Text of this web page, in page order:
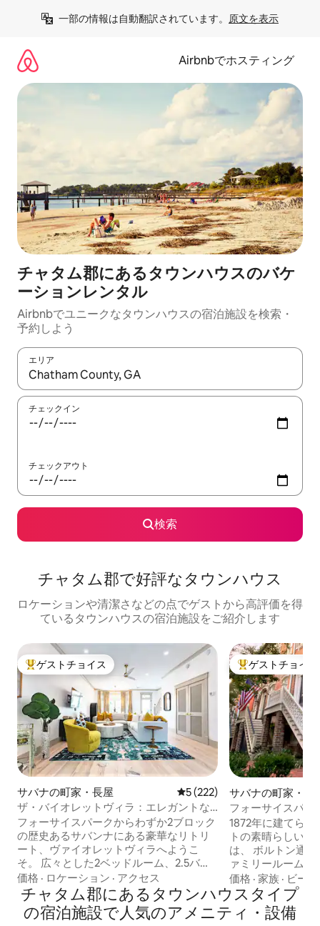
一部の情報は自動翻訳されています。 原文を表示
Airbnbでホスティング
チャタム郡にあるタウンハウスのバケ
ーションレンタル
Airbnbでユニークなタウンハウスの宿泊施設を検索・
予約しよう
エリア
検索結果が表示されたら、上下の矢印キーを使って移動するか
チェックイン
チェックアウト
検索
チャタム郡で好評なタウンハウス
ロケーションや清潔さなどの点でゲストから高評価を得
ているタウンハウスの宿泊施設をご紹介します
大好評のゲストチョイスです。
ゲストチョイス
サバナの町家・長屋 レビュー222件、5つ星中5つ
5 (222)
ザ・バイオレットヴィラ：エレガントな
サバンナのタウンハウス
フォーサイスパークからわずか2ブロック
の歴史あるサバンナにある豪華なリトリ
ート、ヴァイオレットヴィラへようこ
そ。 広々とした2ベッドルーム、2.5バス
ルームのタウンハウスには、シェフ仕様
のキッチン、専用駐車スペース、ゴージ
ャスなオープンリビング＆ダイニングス
ペースが備わっています。 街の魅力的な
価格 · ロケーション · アクセス
大好評のゲスト
ゲストチョイス
サバナの町家・長
フォーサイスパー
ーデンアパートメ
1872年に建てら
トの素晴らしい
は、 ボルトン通
ァミリールーム
スルーム、フルサ
ます。 この歴史
したレンガの壁
床、ゴージャス
価格 ·家族 · ビーチ
チャタム郡にあるタウンハウスタイプ
の宿泊施設で人気のアメニティ・設備